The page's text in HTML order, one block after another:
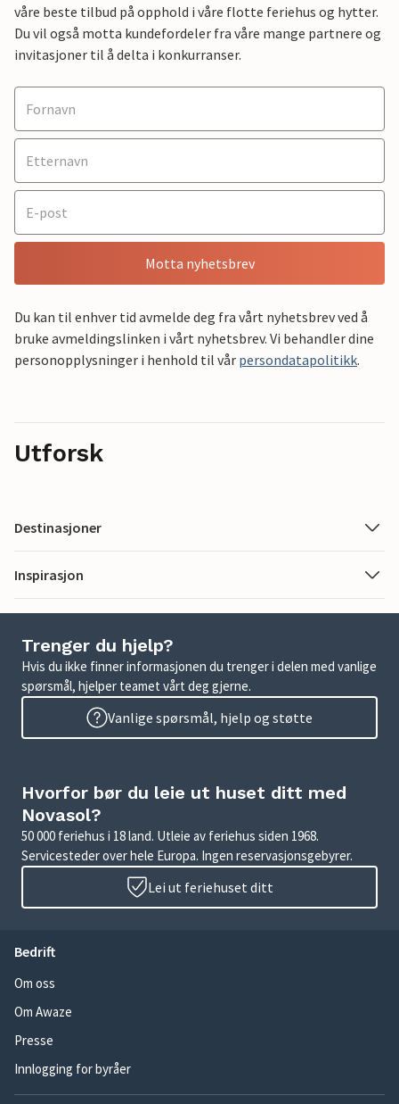
våre beste tilbud på opphold i våre flotte feriehus og hytter.
Du vil også motta kundefordeler fra våre mange partnere og
invitasjoner til å delta i konkurranser.
Motta nyhetsbrev
Du kan til enhver tid avmelde deg fra vårt nyhetsbrev ved å
bruke avmeldingslinken i vårt nyhetsbrev. Vi behandler dine
personopplysninger i henhold til vår persondatapolitikk.
Utforsk
Destinasjoner
Inspirasjon
Trenger du hjelp?
Hvis du ikke finner informasjonen du trenger i delen med vanlige
spørsmål, hjelper teamet vårt deg gjerne.
Vanlige spørsmål, hjelp og støtte
Hvorfor bør du leie ut huset ditt med
Novasol?
50 000 feriehus i 18 land. Utleie av feriehus siden 1968.
Servicesteder over hele Europa. Ingen reservasjonsgebyrer.
Lei ut feriehuset ditt
Bedrift
Om oss
Om Awaze
Presse
Innlogging for byråer